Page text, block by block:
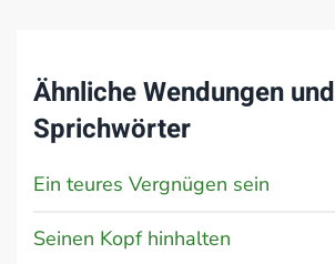
Ähnliche Wendungen und
Sprichwörter
Ein teures Vergnügen sein
Seinen Kopf hinhalten